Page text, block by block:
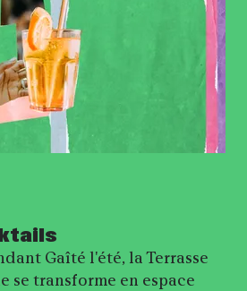
Gaîté l'été, la Terrasse
se transforme en espace